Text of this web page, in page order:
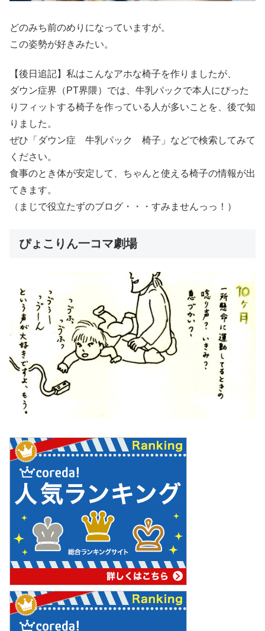
どのみち前のめりになっていますが。
この姿勢が好きみたい。
【後日追記】私はこんなアホな椅子を作りましたが、
ダウン症界（PT界隈）では、牛乳パックで本人にぴった
りフィットする椅子を作っている人が多いことを、後で知
りました。
ぜひ「ダウン症 牛乳パック 椅子」などで検索してみて
ください。
食事のとき体が安定して、ちゃんと使える椅子の情報が出
てきます。
（まじで役立たずのブログ・・・すみませんっっ！）
ぴょこりん一コマ劇場